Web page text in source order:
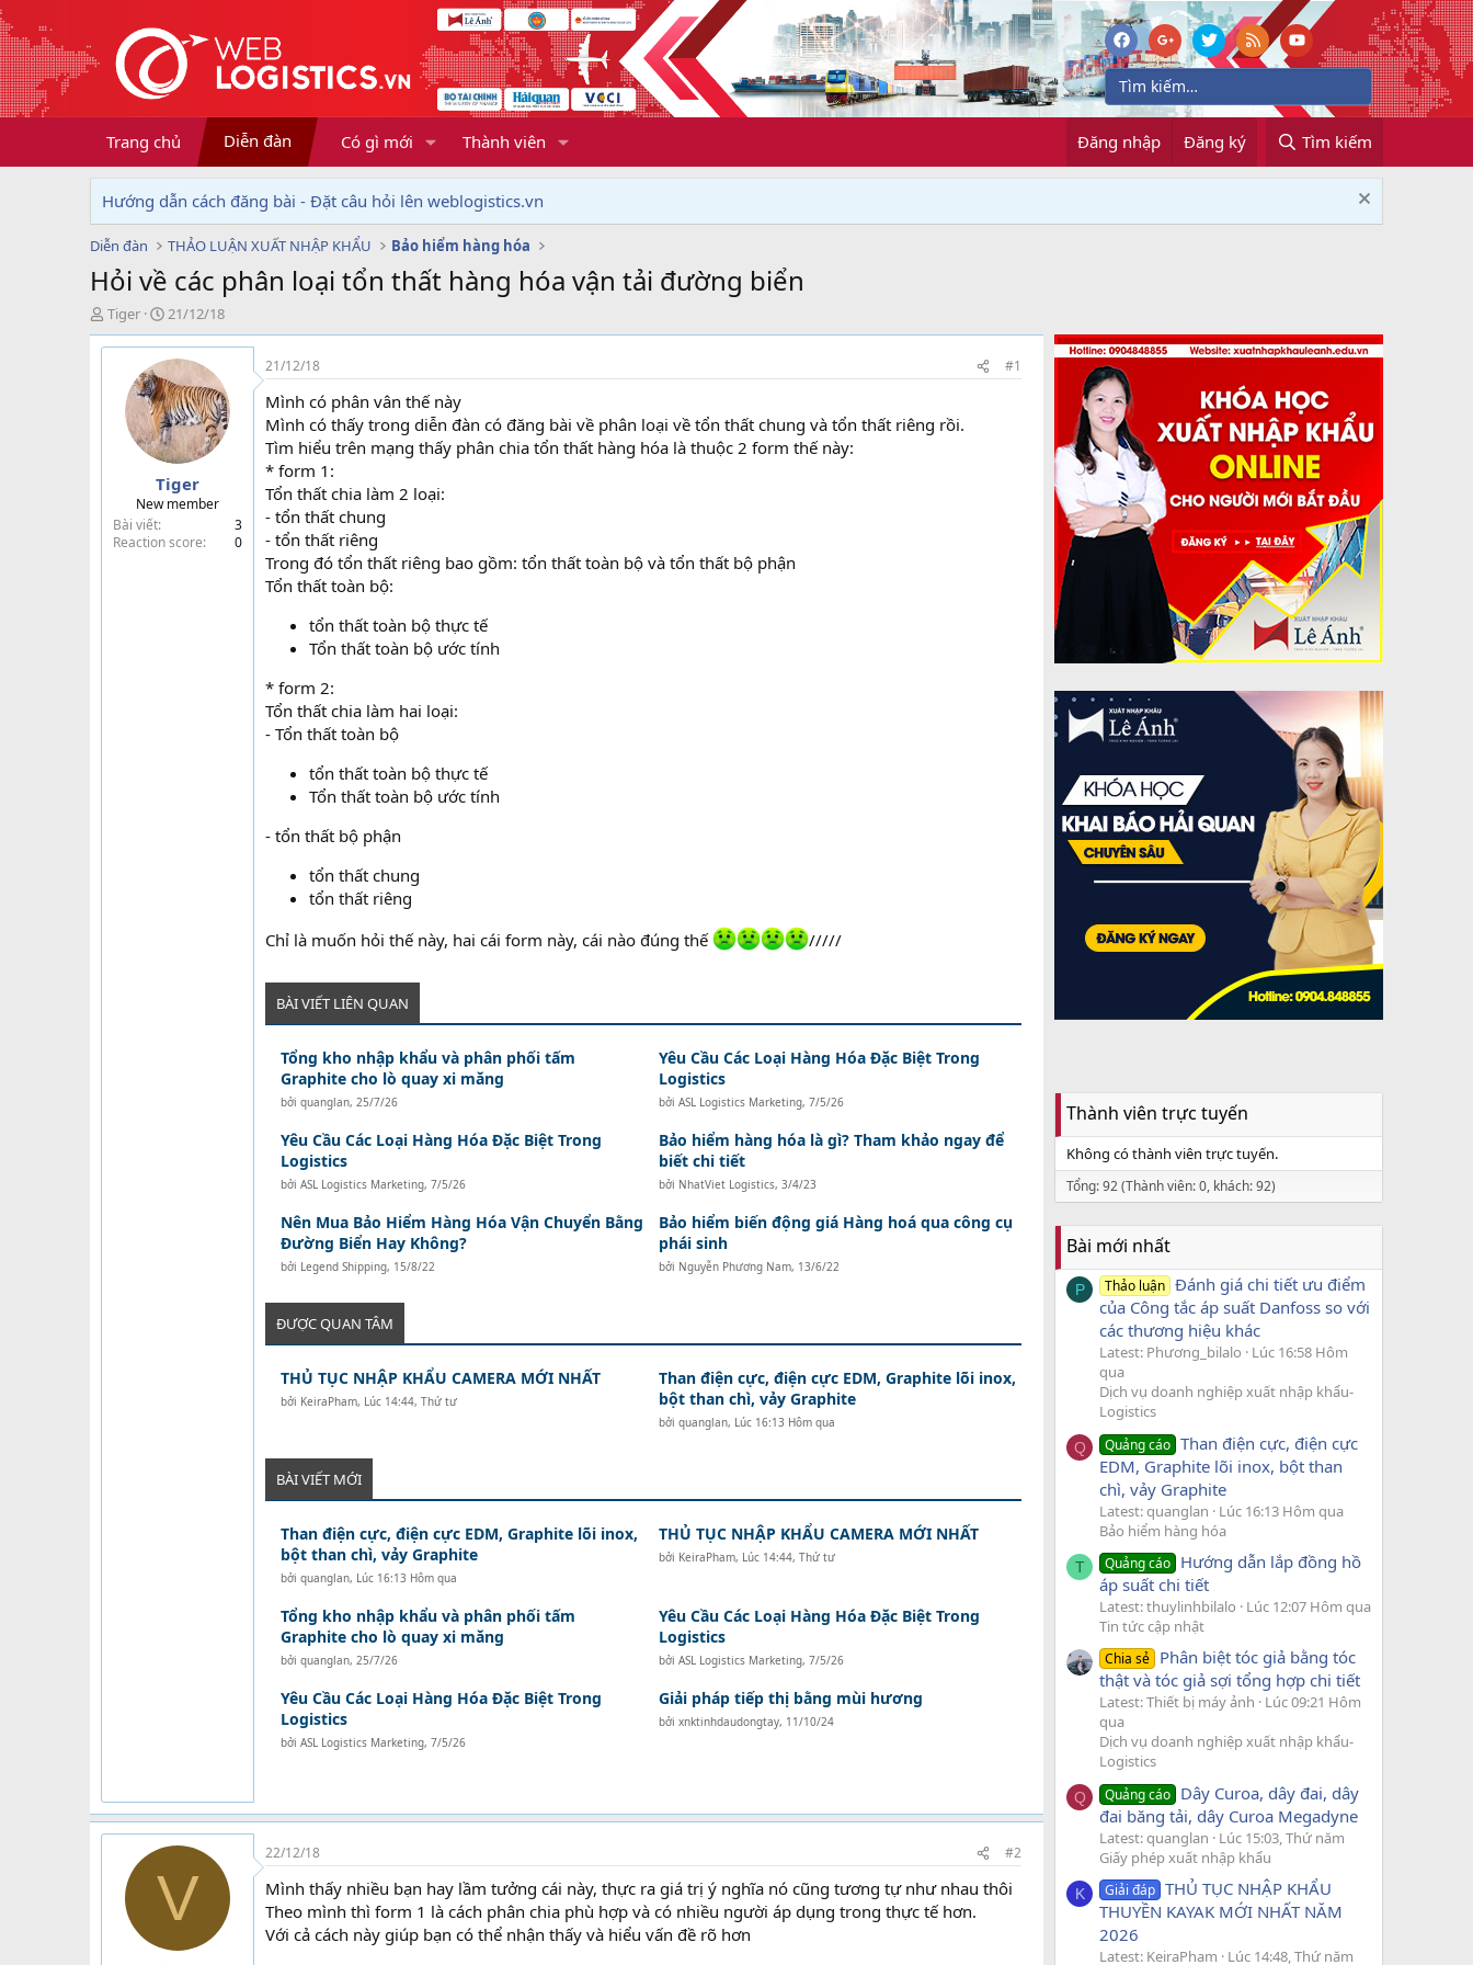
Trang chủ Diễn đàn Có gì mới Thành viên Đăng nhập Đăng ký Tìm kiếm
Hướng dẫn cách đăng bài - Đặt câu hỏi lên weblogistics.vn
Diễn đàn THẢO LUẬN XUẤT NHẬP KHẨU Bảo hiểm hàng hóa
Hỏi về các phân loại tổn thất hàng hóa vận tải đường biển
T
h
r
Tiger
N
g
à
g
ử
i
21/12/18
Tiger
New member
Bài viết
3
Reaction score
0
21/12/18 #1
Mình có phân vân thế này
Mình có thấy trong diễn đàn có đăng bài về phân loại về tổn thất chung và tổn thất riêng rồi.
Tìm hiểu trên mạng thấy phân chia tổn thất hàng hóa là thuộc 2 form thế này:
* form 1:
Tổn thất chia làm 2 loại:
- tổn thất chung
- tổn thất riêng
Trong đó tổn thất riêng bao gồm: tổn thất toàn bộ và tổn thất bộ phận
Tổn thất toàn bộ:
tổn thất toàn bộ thực tế
Tổn thất toàn bộ ước tính
* form 2:
Tổn thất chia làm hai loại:
- Tổn thất toàn bộ
tổn thất toàn bộ thực tế
Tổn thất toàn bộ ước tính
- tổn thất bộ phận
tổn thất chung
tổn thất riêng
Chỉ là muốn hỏi thế này, hai cái form này, cái nào đúng thế
/////
BÀI VIẾT LIÊN QUAN
Tổng kho nhập khẩu và phân phối tấm
Graphite cho lò quay xi măng
bởi quanglan, 25/7/26
Yêu Cầu Các Loại Hàng Hóa Đặc Biệt Trong
Logistics
bởi ASL Logistics Marketing, 7/5/26
Yêu Cầu Các Loại Hàng Hóa Đặc Biệt Trong
Logistics
bởi ASL Logistics Marketing, 7/5/26
Bảo hiểm hàng hóa là gì? Tham khảo ngay để
biết chi tiết
bởi NhatViet Logistics, 3/4/23
Nên Mua Bảo Hiểm Hàng Hóa Vận Chuyển Bằng
Đường Biển Hay Không?
bởi Legend Shipping, 15/8/22
Bảo hiểm biến động giá Hàng hoá qua công cụ
phái sinh
bởi Nguyễn Phương Nam, 13/6/22
ĐƯỢC QUAN TÂM
THỦ TỤC NHẬP KHẨU CAMERA MỚI NHẤT
bởi KeiraPham, Lúc 14:44, Thứ tư
Than điện cực, điện cực EDM, Graphite lõi inox,
bột than chì, vảy Graphite
bởi quanglan, Lúc 16:13 Hôm qua
BÀI VIẾT MỚI
Than điện cực, điện cực EDM, Graphite lõi inox,
bột than chì, vảy Graphite
bởi quanglan, Lúc 16:13 Hôm qua
THỦ TỤC NHẬP KHẨU CAMERA MỚI NHẤT
bởi KeiraPham, Lúc 14:44, Thứ tư
Tổng kho nhập khẩu và phân phối tấm
Graphite cho lò quay xi măng
bởi quanglan, 25/7/26
Yêu Cầu Các Loại Hàng Hóa Đặc Biệt Trong
Logistics
bởi ASL Logistics Marketing, 7/5/26
Yêu Cầu Các Loại Hàng Hóa Đặc Biệt Trong
Logistics
bởi ASL Logistics Marketing, 7/5/26
Giải pháp tiếp thị bằng mùi hương
bởi xnktinhdaudongtay, 11/10/24
V
22/12/18 #2
Mình thấy nhiều bạn hay lầm tưởng cái này, thực ra giá trị ý nghĩa nó cũng tương tự như nhau thôi
Theo mình thì form 1 là cách phân chia phù hợp và có nhiều người áp dụng trong thực tế hơn.
Với cả cách này giúp bạn có thể nhận thấy và hiểu vấn đề rõ hơn
Thành viên trực tuyến
Không có thành viên trực tuyến.
Tổng: 92 (Thành viên: 0, khách: 92)
Bài mới nhất
P Thảo luận Đánh giá chi tiết ưu điểm
của Công tắc áp suất Danfoss so với
các thương hiệu khác
Latest: Phương_bilalo
Lúc 16:58 Hôm
qua
Dịch vụ doanh nghiệp xuất nhập khẩu-
Logistics
Q Quảng cáo Than điện cực, điện cực
EDM, Graphite lõi inox, bột than
chì, vảy Graphite
Latest: quanglan
Lúc 16:13 Hôm qua
Bảo hiểm hàng hóa
T Quảng cáo Hướng dẫn lắp đồng hồ
áp suất chi tiết
Latest: thuylinhbilalo
Lúc 12:07 Hôm qua
Tin tức cập nhật
Chia sẻ Phân biệt tóc giả bằng tóc
thật và tóc giả sợi tổng hợp chi tiết
Latest: Thiết bị máy ảnh
Lúc 09:21 Hôm
qua
Dịch vụ doanh nghiệp xuất nhập khẩu-
Logistics
Q Quảng cáo Dây Curoa, dây đai, dây
đai băng tải, dây Curoa Megadyne
Latest: quanglan
Lúc 15:03, Thứ năm
Giấy phép xuất nhập khẩu
K Giải đáp THỦ TỤC NHẬP KHẨU
THUYỀN KAYAK MỚI NHẤT NĂM
2026
Latest: KeiraPham
Lúc 14:48, Thứ năm